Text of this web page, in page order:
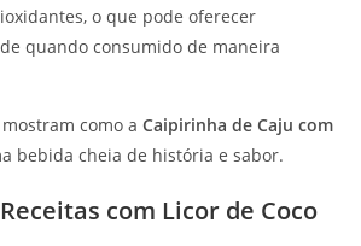
o que pode oferecer
quando consumido de maneira
como a Caipirinha de Caju com
bebida cheia de história e sabor.
com Licor de Coco